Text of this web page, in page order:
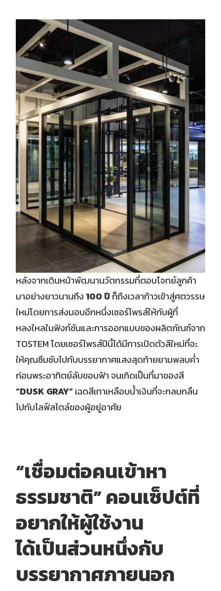
หลังจากเดินหน้าพัฒนานวัตกรรมที่ตอบโจทย์ลูกค้า
มาอย่างยาวนานถึง 100 ปีก็ถึงเวลาก้าวเข้าสู่ศตวรรษ
ใหม่โดยการส่งมอบอีกหนึ่งเซอร์ไพรส์ให้กับผู้ที่
หลงใหลในฟังก์ชันและการออกแบบของผลิตภัณฑ์จาก
TOSTEM โดยเซอร์ไพรส์ปีนี้ได้มีการเปิดตัวสีใหม่ที่จะ
ให้คุณซึมซับไปกับบรรยากาศแสงสุดท้ายยามพลบค่ำ
ก่อนพระอาทิตย์ลับขอบฟ้า จนเกิดเป็นที่มาของสี
“DUSK GRAY”เฉดสีเทาเหลือบน้ำเงินที่จะกลมกลืน
ไปกับไลฟ์สไตล์ของผู้อยู่อาศัย
“เชื่อมต่อคนเข้าหา
ธรรมชาติ” คอนเซ็ปต์ที่
อยากให้ผู้ใช้งาน
ได้เป็นส่วนหนึ่งกับ
บรรยากาศภายนอก